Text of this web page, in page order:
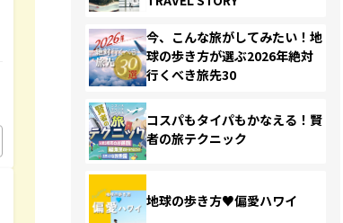
今、こんな旅がしてみたい！地
球の歩き方が選ぶ2026年絶対
行くべき旅先30
コスパもタイパもかなえる！賢
者の旅テクニック
地球の歩き方♥偏愛ハワイ